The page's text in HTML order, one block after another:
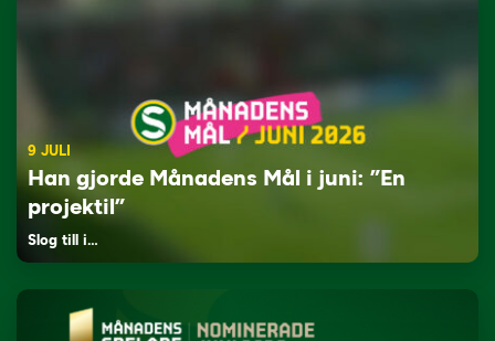
9 JULI
Han gjorde Månadens Mål i juni: ”En
projektil”
Slog till i…